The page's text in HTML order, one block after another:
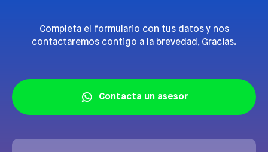
Completa el formulario con tus datos y nos
contactaremos contigo a la brevedad, Gracias.
Contacta un asesor